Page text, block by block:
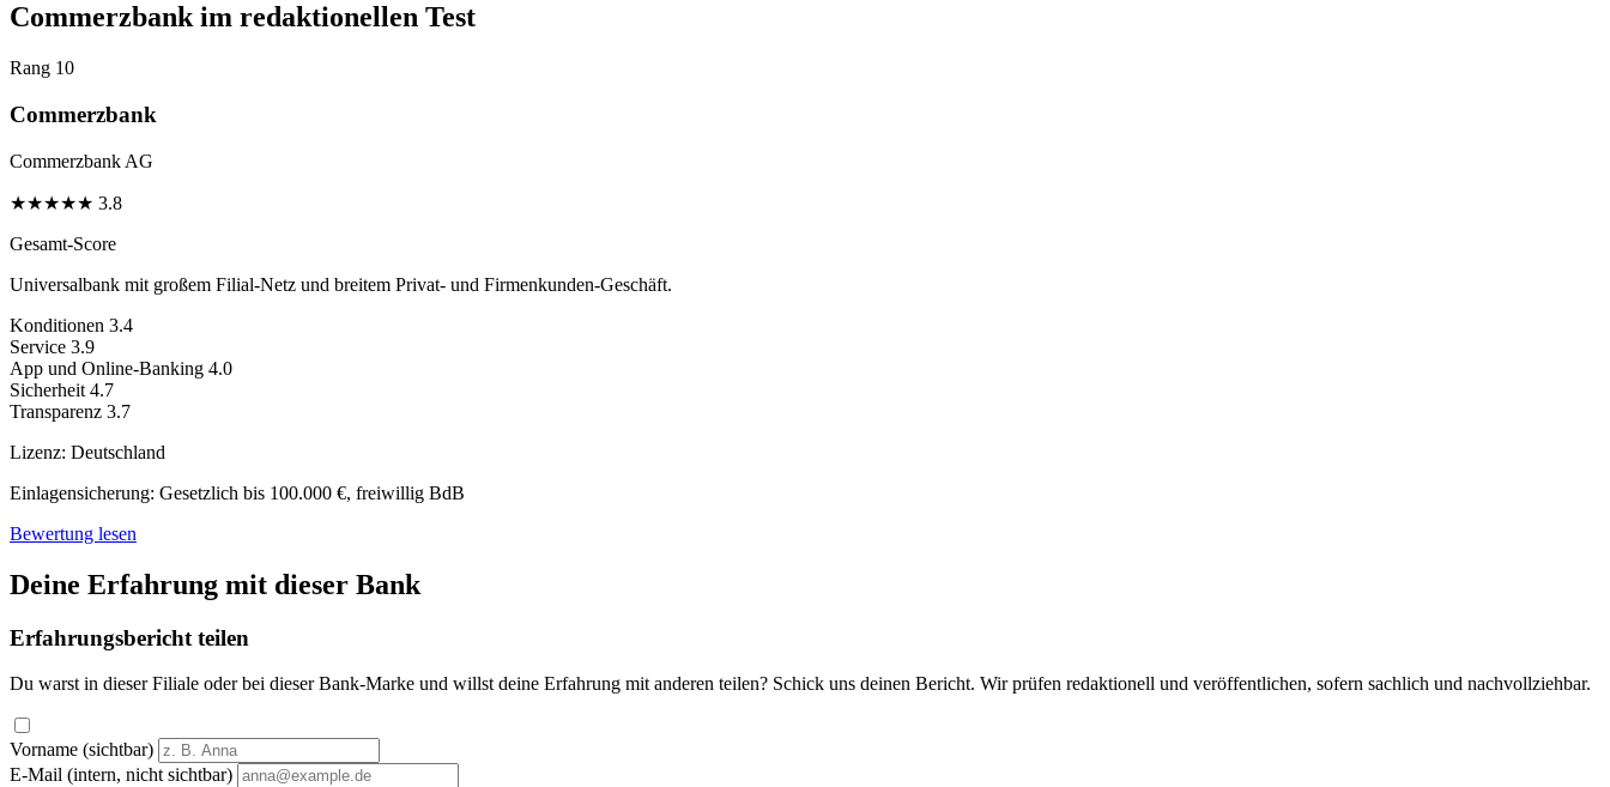
Commerzbank im redaktionellen Test
Rang 10
Commerzbank
Commerzbank AG
★★★★★ 3.8
Gesamt-Score
Universalbank mit großem Filial-Netz und breitem Privat- und Firmenkunden-Geschäft.
Konditionen 3.4
Service 3.9
App und Online-Banking 4.0
Sicherheit 4.7
Transparenz 3.7
Lizenz: Deutschland
Einlagensicherung: Gesetzlich bis 100.000 €, freiwillig BdB
Bewertung lesen
Deine Erfahrung mit dieser Bank
Erfahrungsbericht teilen
Du warst in dieser Filiale oder bei dieser Bank-Marke und willst deine Erfahrung mit anderen teilen? Schick uns deinen Bericht. Wir prüfen redaktionell und veröffentlichen, sofern sachlich und nachvollziehbar.
Vorname (sichtbar)
E-Mail (intern, nicht sichtbar)